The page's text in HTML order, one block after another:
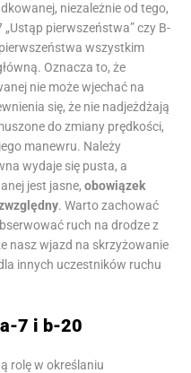
niezależnie od tego,
pierwszeństwa” czy B-
wszystkim
Oznacza to, że
nie może wjechać na
się, że nie nadjeżdżają
do zmiany prędkości,
manewru. Należy
wydaje się pusta, a
jest jasne,obowiązek
. Warto zachować
ruch na drodze z
nasz wjazd na skrzyżowanie
innych uczestników ruchu
7 i b-20
rolę w określaniu